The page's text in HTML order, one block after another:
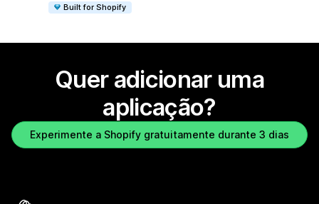
Built for Shopify
Quer adicionar uma
aplicação?
Experimente a Shopify gratuitamente durante 3 dias